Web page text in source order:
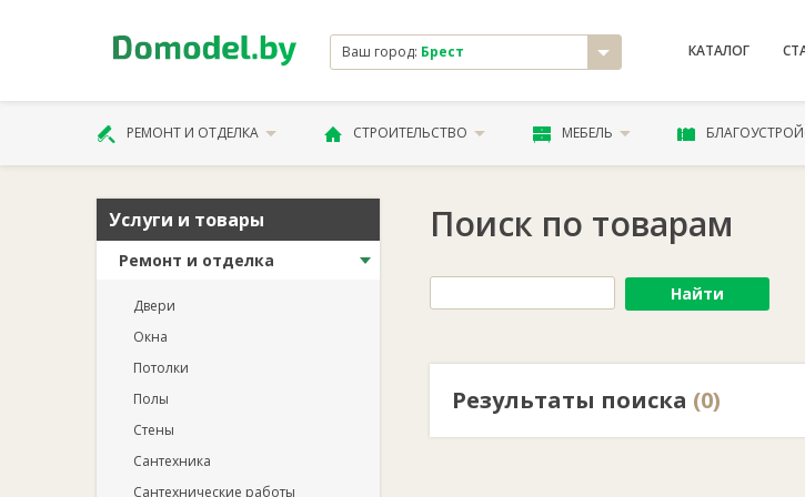
Ваш город: Брест КАТАЛОГ
РЕМОНТ И ОТДЕЛКА СТРОИТЕЛЬСТВО МЕБЕЛЬ
Услуги и товары
Ремонт и отделка
Двери
Окна
Потолки
Полы
Стены
Сантехника
Сантехнические работы
Поиск по товарам
Найти
Результаты поиска (0)